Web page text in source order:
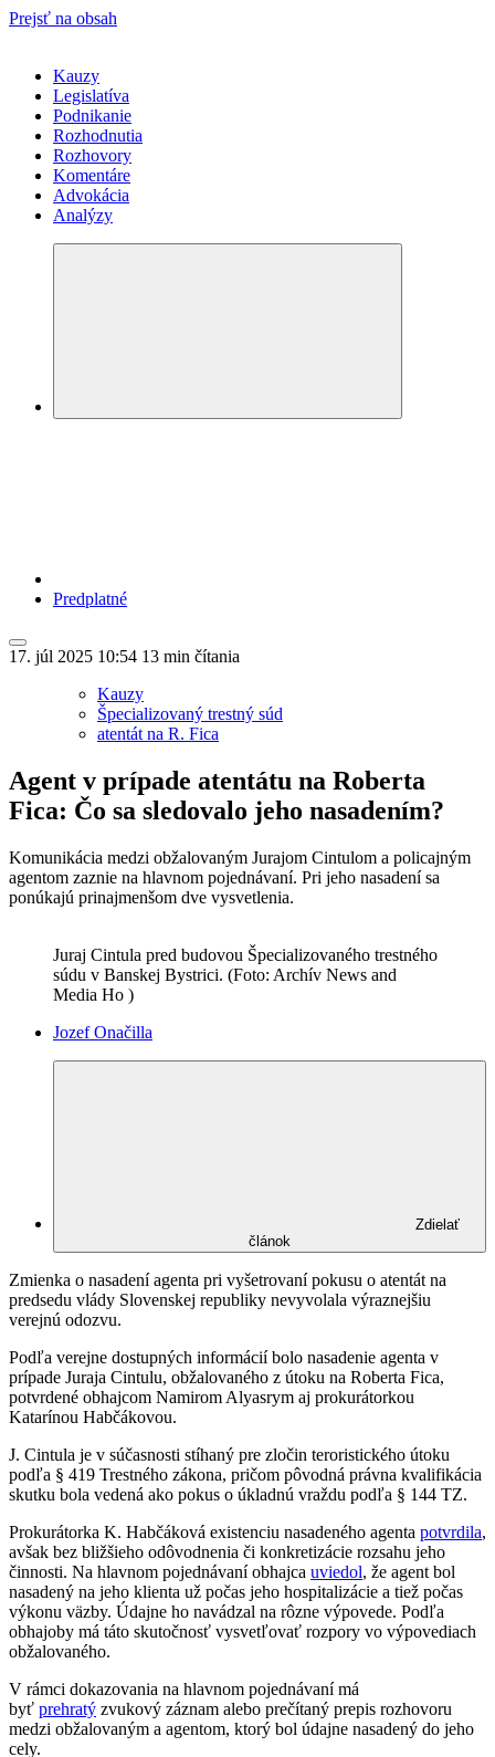
Prejsť na obsah
Kauzy
Legislatíva
Podnikanie
Rozhodnutia
Rozhovory
Komentáre
Advokácia
Analýzy
Predplatné
17. júl 2025 10:54 13 min čítania
Kauzy
Špecializovaný trestný súd
atentát na R. Fica
Agent v prípade atentátu na Roberta
Fica: Čo sa sledovalo jeho nasadením?
Komunikácia medzi obžalovaným Jurajom Cintulom a policajným
agentom zaznie na hlavnom pojednávaní. Pri jeho nasadení sa
ponúkajú prinajmenšom dve vysvetlenia.
Juraj Cintula pred budovou Špecializovaného trestného
súdu v Banskej Bystrici. (Foto: Archív News and
Media Ho )
Jozef Onačilla
Zdielať
článok
Zmienka o nasadení agenta pri vyšetrovaní pokusu o atentát na
predsedu vlády Slovenskej republiky nevyvolala výraznejšiu
verejnú odozvu.
Podľa verejne dostupných informácií bolo nasadenie agenta v
prípade Juraja Cintulu, obžalovaného z útoku na Roberta Fica,
potvrdené obhajcom Namirom Alyasrym aj prokurátorkou
Katarínou Habčákovou.
J. Cintula je v súčasnosti stíhaný pre zločin teroristického útoku
podľa § 419 Trestného zákona, pričom pôvodná právna kvalifikácia
skutku bola vedená ako pokus o úkladnú vraždu podľa § 144 TZ.
Prokurátorka K. Habčáková existenciu nasadeného agenta potvrdila,
avšak bez bližšieho odôvodnenia či konkretizácie rozsahu jeho
činnosti. Na hlavnom pojednávaní obhajca uviedol, že agent bol
nasadený na jeho klienta už počas jeho hospitalizácie a tiež počas
výkonu väzby. Údajne ho navádzal na rôzne výpovede. Podľa
obhajoby má táto skutočnosť vysvetľovať rozpory vo výpovediach
obžalovaného.
V rámci dokazovania na hlavnom pojednávaní má
byť prehratý zvukový záznam alebo prečítaný prepis rozhovoru
medzi obžalovaným a agentom, ktorý bol údajne nasadený do jeho
cely.